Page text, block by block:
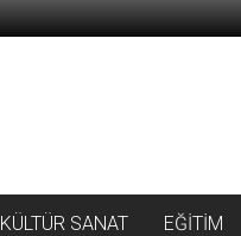
KÜLTÜR SANAT EĞİTİM